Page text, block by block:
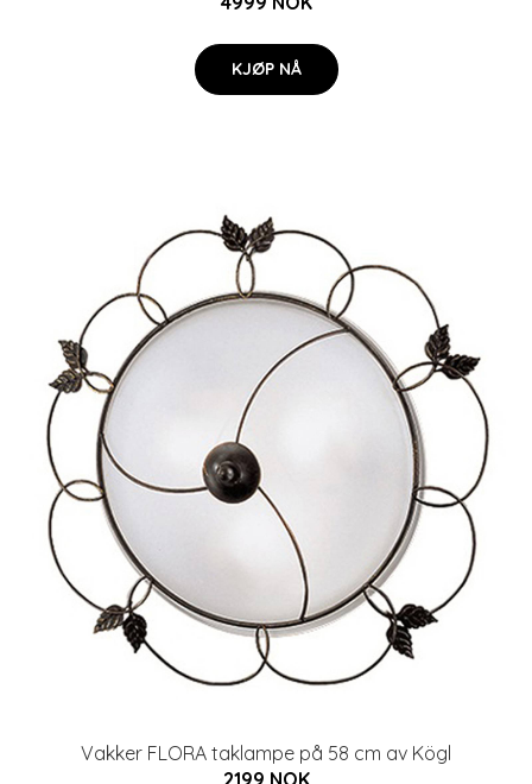
KJØP NÅ
Vakker FLORA taklampe på 58 cm av Kögl
2199 NOK